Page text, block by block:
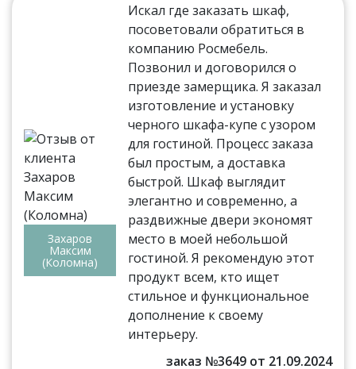
Захаров
Максим
(Коломна)
Искал где заказать шкаф,
посоветовали обратиться в
компанию Росмебель.
Позвонил и договорился о
приезде замерщика. Я заказал
изготовление и установку
черного шкафа-купе с узором
для гостиной. Процесс заказа
был простым, а доставка
быстрой. Шкаф выглядит
элегантно и современно, а
раздвижные двери экономят
место в моей небольшой
гостиной. Я рекомендую этот
продукт всем, кто ищет
стильное и функциональное
дополнение к своему
интерьеру.
заказ №3649 от 21.09.2024